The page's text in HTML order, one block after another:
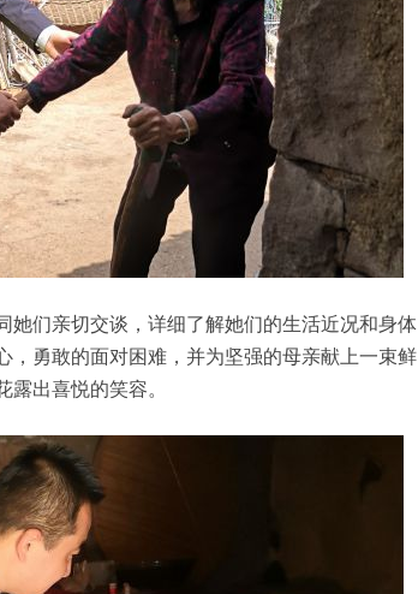
她们亲切交谈，详细了解她们的生活近况和身体
勇敢的面对困难，并为坚强的母亲献上一束鲜
出喜悦的笑容。